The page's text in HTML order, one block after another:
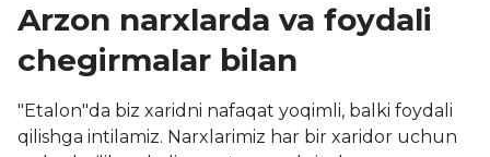
Arzon narxlarda va foydali
chegirmalar bilan
"Etalon"da biz xaridni nafaqat yoqimli, balki foydali
qilishga intilamiz. Narxlarimiz har bir xaridor uchun